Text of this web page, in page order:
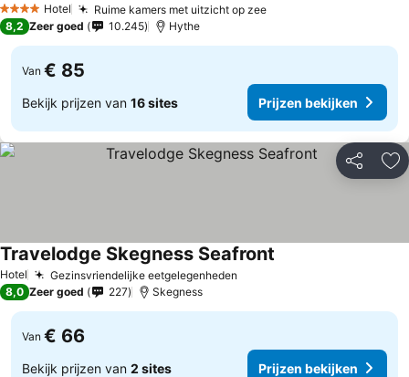
4 SterrenHotel Ruime kamers met uitzicht op zee
8,2 Zeer goed 10.245 Hythe
Van € 85
Bekijk prijzen van 16 sites Prijzen bekijken
Delen
Hotel Gezinsvriendelijke eetgelegenheden
Travelodge Skegness Seafront
8,0 Zeer goed 227 Skegness
Van € 66
Bekijk prijzen van 2 sites Prijzen bekijken